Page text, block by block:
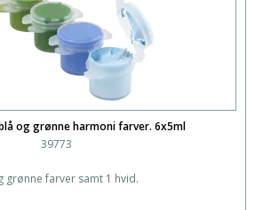
og grønne harmoni farver. 6x5ml
39773
grønne farver samt 1 hvid.